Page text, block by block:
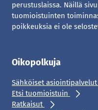
perustuslaissa. Näillä
tuomioistuinten
poikkeuksia ei ole
Oikopolkuja
Sähköiset asiointipalvelut
Etsi tuomioistuin
Ratkaisut